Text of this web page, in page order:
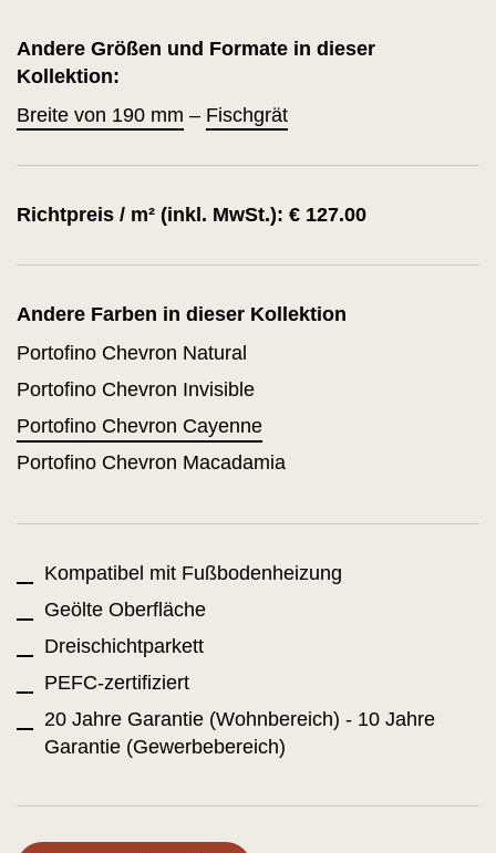
Andere Größen und Formate in dieser
Kollektion:
Breite von 190 mm – Fischgrät
Richtpreis / m² (inkl. MwSt.): € 127.00
Andere Farben in dieser Kollektion
Portofino Chevron Natural
Portofino Chevron Invisible
Portofino Chevron Cayenne
Portofino Chevron Macadamia
Kompatibel mit Fußbodenheizung
Geölte Oberfläche
Dreischichtparkett
PEFC-zertifiziert
20 Jahre Garantie (Wohnbereich) - 10 Jahre
Garantie (Gewerbebereich)